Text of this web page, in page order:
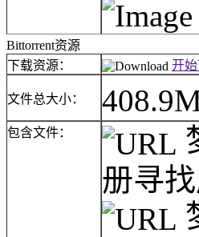
Bittorrent资源
下载资源：
开
文件总大小：
包含文件：
册寻